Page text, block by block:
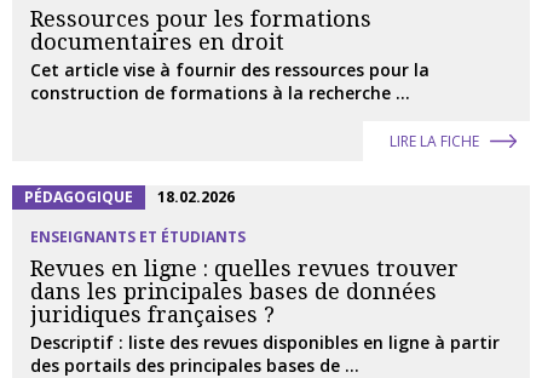
Ressources pour les formations
documentaires en droit
Cet article vise à fournir des ressources pour la
construction de formations à la recherche ...
LIRE LA FICHE
PÉDAGOGIQUE
18.02.2026
ENSEIGNANTS ET ÉTUDIANTS
Revues en ligne : quelles revues trouver
dans les principales bases de données
juridiques françaises ?
Descriptif : liste des revues disponibles en ligne à partir
des portails des principales bases de ...